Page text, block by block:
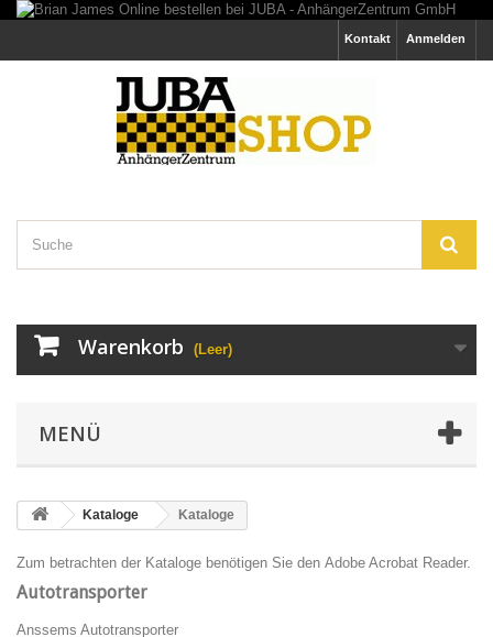
Anmelden
Kontakt
Warenkorb (Leer)
MENÜ
Kataloge Kataloge
Zum betrachten der Kataloge benötigen Sie den Adobe Acrobat Reader.
Autotransporter
Anssems Autotransporter